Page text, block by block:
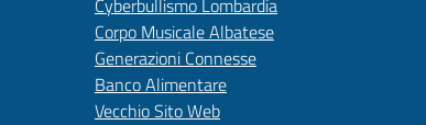
Cyberbullismo Lombardia
Corpo Musicale Albatese
Generazioni Connesse
Banco Alimentare
Vecchio Sito Web